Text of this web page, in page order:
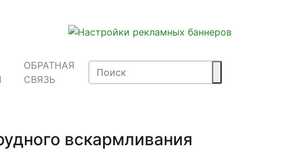
ОБРАТНАЯ
СВЯЗЬ
вскармливания